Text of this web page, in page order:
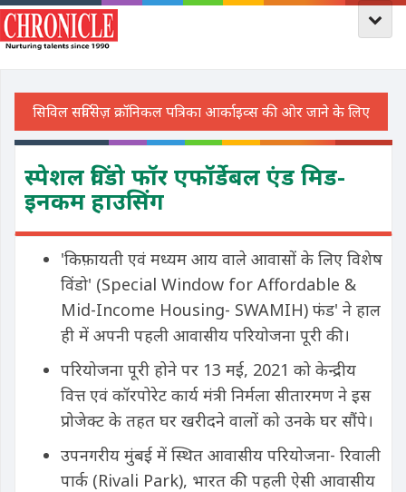
स्पेशल विंडो फॉर एफॉर्डेबल एंड मिड-
इनकम हाउसिंग
'किफ़ायती एवं मध्यम आय वाले आवासों के लिए विशेष
विंडो' (Special Window for Affordable &
Mid-Income Housing- SWAMIH) फंड' ने हाल
ही में अपनी पहली आवासीय परियोजना पूरी की।
परियोजना पूरी होने पर 13 मई, 2021 को केन्द्रीय
वित्त एवं कॉरपोरेट कार्य मंत्री निर्मला सीतारमण ने इस
प्रोजेक्ट के तहत घर खरीदने वालों को उनके घर सौंपे।
उपनगरीय मुंबई में स्थित आवासीय परियोजना- रिवाली
पार्क (Rivali Park), भारत की पहली ऐसी आवासीय